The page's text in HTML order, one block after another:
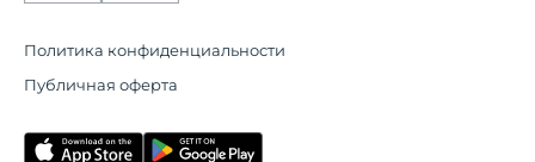
Политика конфиденциальности
Публичная оферта